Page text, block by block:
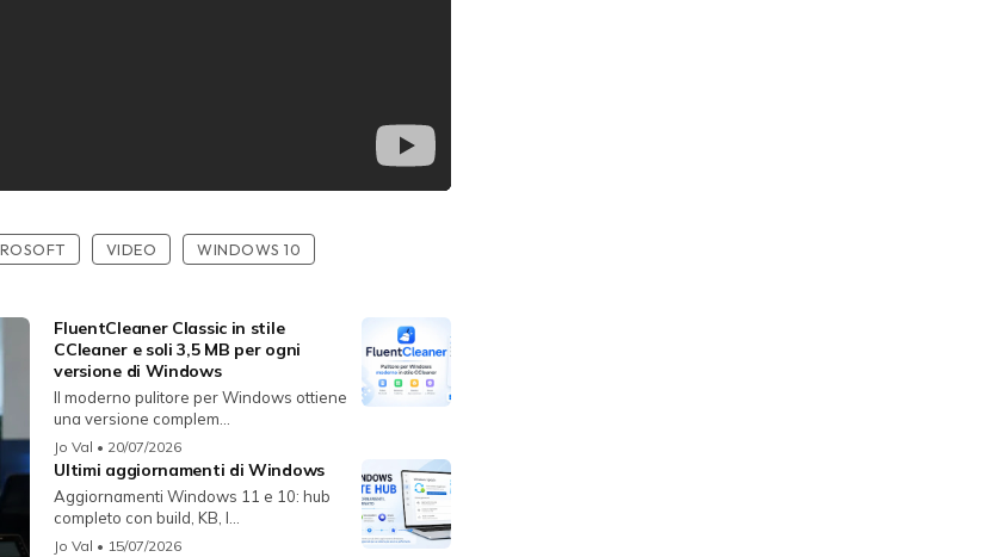
VIDEO WINDOWS 10
FluentCleaner Classic in stile
CCleaner e soli 3,5 MB per ogni
versione di Windows
Il moderno pulitore per Windows ottiene
una versione complem...
Jo Val • 20/07/2026
Ultimi aggiornamenti di Windows
Aggiornamenti Windows 11 e 10: hub
completo con build, KB, l...
Jo Val • 15/07/2026